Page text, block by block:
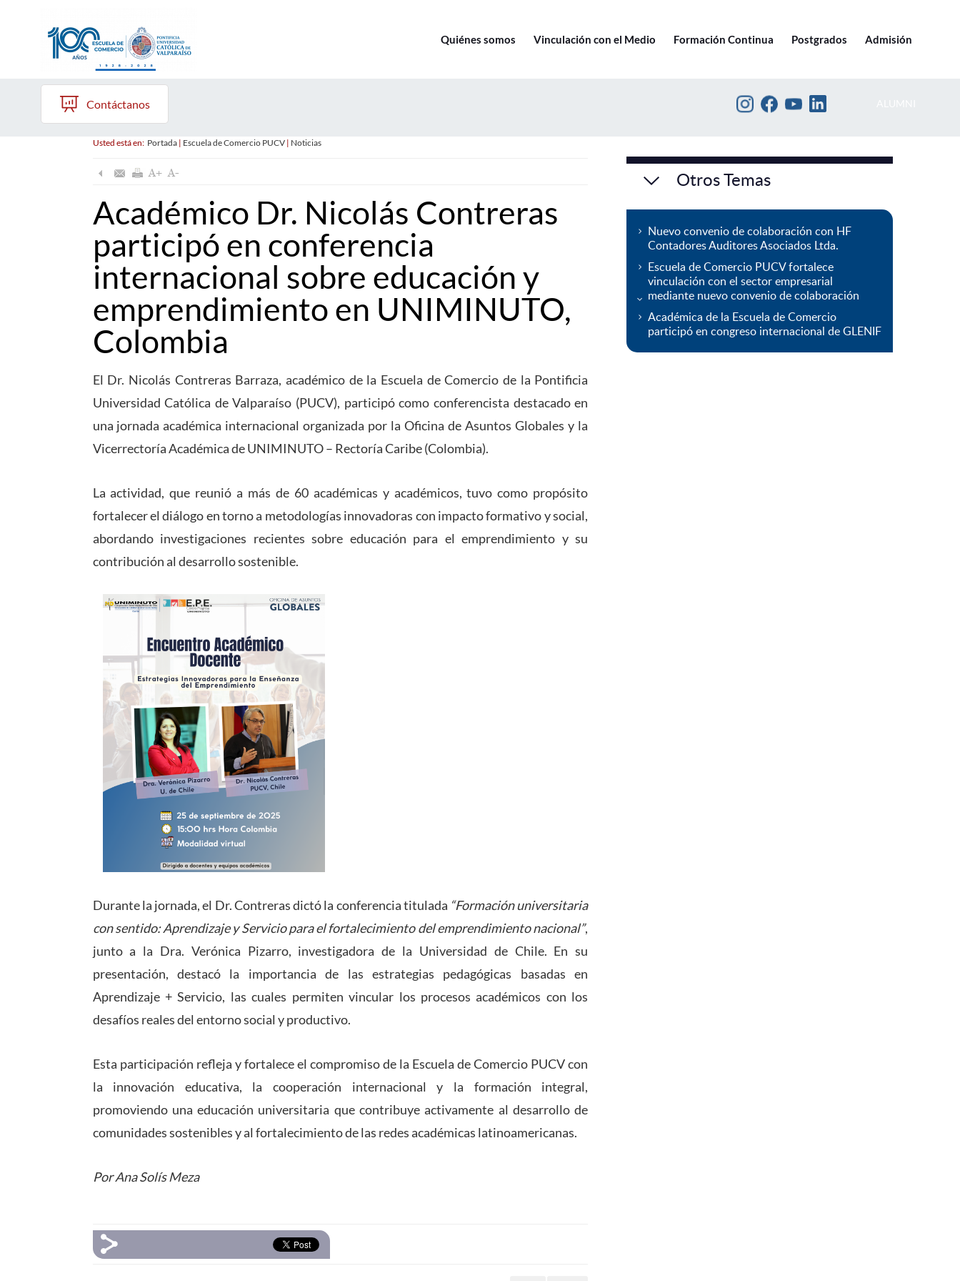
Quiénes somos Vinculación con el Medio Formación Continua Postgrados Admisión
Contáctanos
Usted está en: Portada| Escuela de Comercio PUCV| Noticias
Académico Dr. Nicolás Contreras
participó en conferencia
internacional sobre educación y
emprendimiento en UNIMINUTO,
Colombia
El Dr. Nicolás Contreras Barraza, académico de la Escuela de Comercio de la Pontificia
Universidad Católica de Valparaíso (PUCV), participó como conferencista destacado en
una jornada académica internacional organizada por la Oficina de Asuntos Globales y la
Vicerrectoría Académica de UNIMINUTO – Rectoría Caribe (Colombia).
La actividad, que reunió a más de 60 académicas y académicos, tuvo como propósito
fortalecer el diálogo en torno a metodologías innovadoras con impacto formativo y social,
abordando investigaciones recientes sobre educación para el emprendimiento y su
contribución al desarrollo sostenible.
Durante la jornada, el Dr. Contreras dictó la conferencia titulada “Formación universitaria
con sentido: Aprendizaje y Servicio para el fortalecimiento del emprendimiento nacional”,
junto a la Dra. Verónica Pizarro, investigadora de la Universidad de Chile. En su
presentación, destacó la importancia de las estrategias pedagógicas basadas en
Aprendizaje + Servicio, las cuales permiten vincular los procesos académicos con los
desafíos reales del entorno social y productivo.
Esta participación refleja y fortalece el compromiso de la Escuela de Comercio PUCV con
la innovación educativa, la cooperación internacional y la formación integral,
promoviendo una educación universitaria que contribuye activamente al desarrollo de
comunidades sostenibles y al fortalecimiento de las redes académicas latinoamericanas.
Por Ana Solís Meza
Otros Temas
Nuevo convenio de colaboración con HF
Contadores Auditores Asociados Ltda.
Escuela de Comercio PUCV fortalece
vinculación con el sector empresarial
mediante nuevo convenio de colaboración
Académica de la Escuela de Comercio
participó en congreso internacional de GLENIF